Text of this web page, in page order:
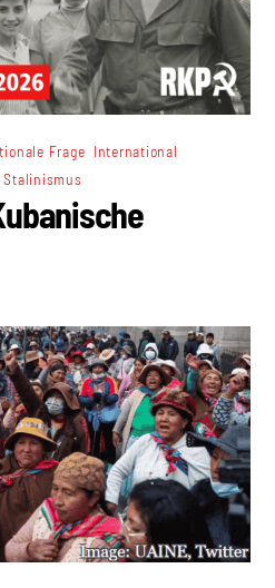
Frage International
,Stalinismus